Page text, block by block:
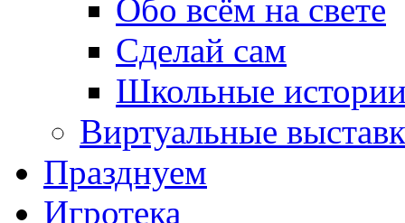
Обо всём на свете
Сделай сам
Школьные
Виртуальные
Празднуем
Игротека